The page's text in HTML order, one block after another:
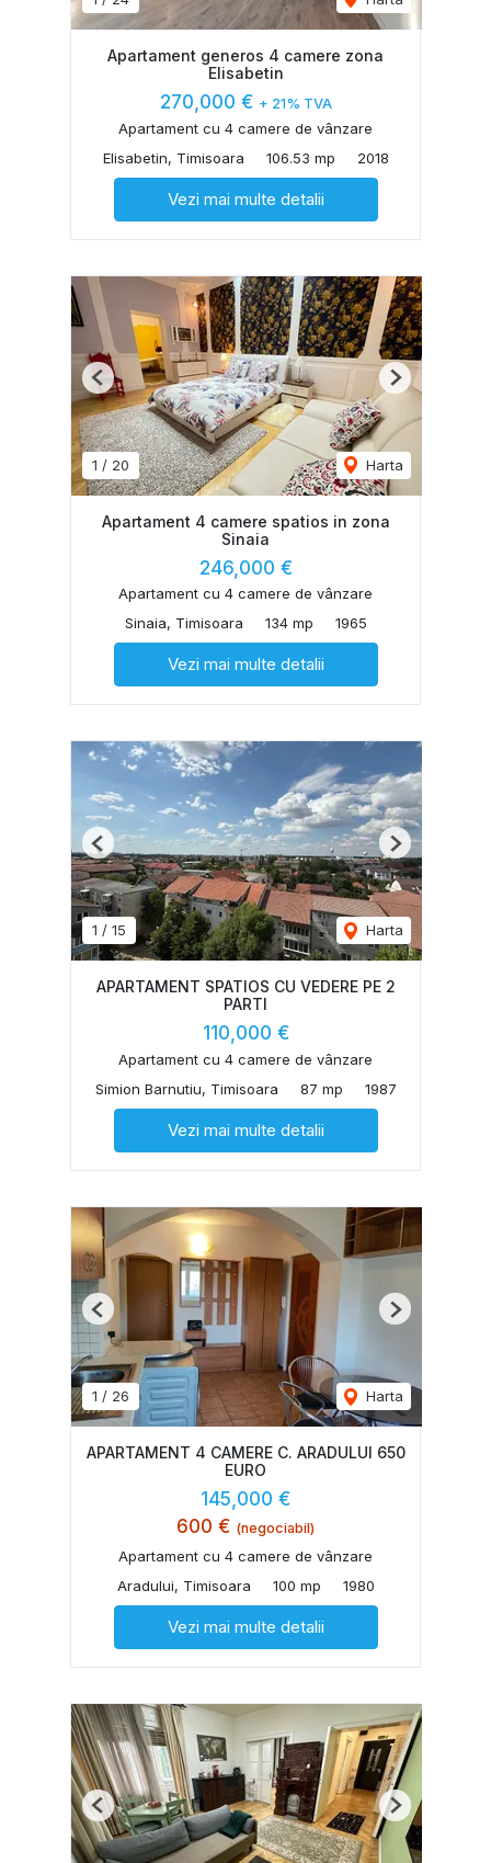
Apartament generos 4 camere zona
Elisabetin
270,000 € + 21% TVA
Apartament cu 4 camere de vânzare
Elisabetin, Timisoara
106.53 mp 2018
Vezi mai multe detalii
1 / 20 Harta
Previous Next
Apartament 4 camere spatios in zona
Sinaia
246,000 €
Apartament cu 4 camere de vânzare
Sinaia, Timisoara
134 mp 1965
Vezi mai multe detalii
1 / 15 Harta
Previous Next
APARTAMENT SPATIOS CU VEDERE PE 2
PARTI
110,000 €
Apartament cu 4 camere de vânzare
Simion Barnutiu, Timisoara
87 mp 1987
Vezi mai multe detalii
1 / 26 Harta
Previous Next
APARTAMENT 4 CAMERE C. ARADULUI 650
EURO
145,000 €
600 € (negociabil)
Apartament cu 4 camere de vânzare
Aradului, Timisoara
100 mp 1980
Vezi mai multe detalii
Previous Next